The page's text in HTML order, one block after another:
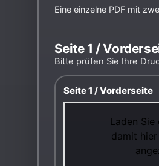
Eine einzelne PDF mit
Seite 1 /
Bitte prüfen Sie Ihre
Seite 1 / Vorderseite
Laden Sie
damit